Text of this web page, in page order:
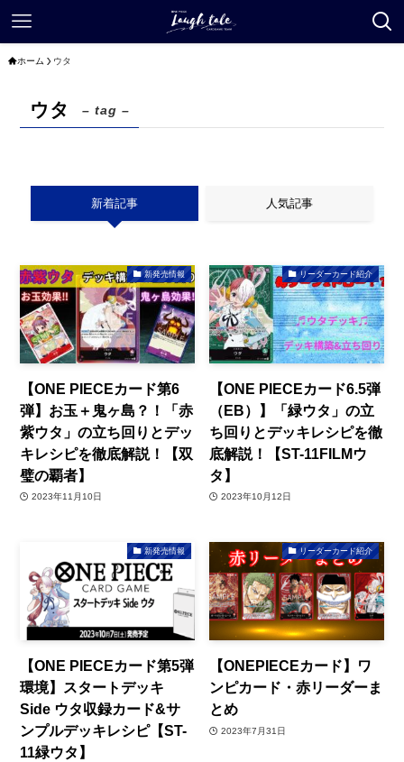
ホーム ウタ
ウタ – tag –
新着記事 人気記事
新発売情報
【ONE PIECEカード第6
弾】お玉＋鬼ヶ島？！「赤
紫ウタ」の立ち回りとデッ
キレシピを徹底解説！【双
璧の覇者】
2023年11月10日
リーダーカード紹介
【ONE PIECEカード6.5弾
（EB）】「緑ウタ」の立
ち回りとデッキレシピを徹
底解説！【ST-11FILMウ
タ】
2023年10月12日
新発売情報
【ONE PIECEカード第5弾
環境】スタートデッキ
Side ウタ収録カード&サ
ンプルデッキレシピ【ST-
11緑ウタ】
リーダーカード紹介
【ONEPIECEカード】ワ
ンピカード・赤リーダーま
とめ
2023年7月31日